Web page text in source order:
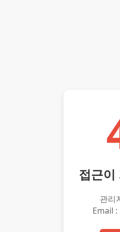
접근이
관리
Email